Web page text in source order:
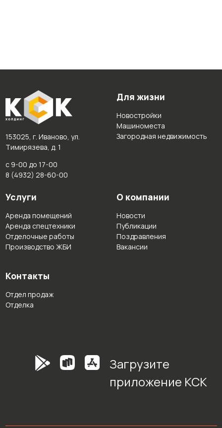
153025, г. Иваново, ул.
Тимирязева, д. 1
с 9-00 до 17-00
8 (4932) 28-60-00
Для жизни
Новостройки
Машиноместа
Загородная недвижимость
Услуги
Аренда помещений
Аренда спецтехники
Отделочные работы
Производство ЖБИ
О компании
Новости
Публикации
Поздравления
Вакансии
Контакты
Отдел продаж
Отделка
Загрузите
приложение КСК